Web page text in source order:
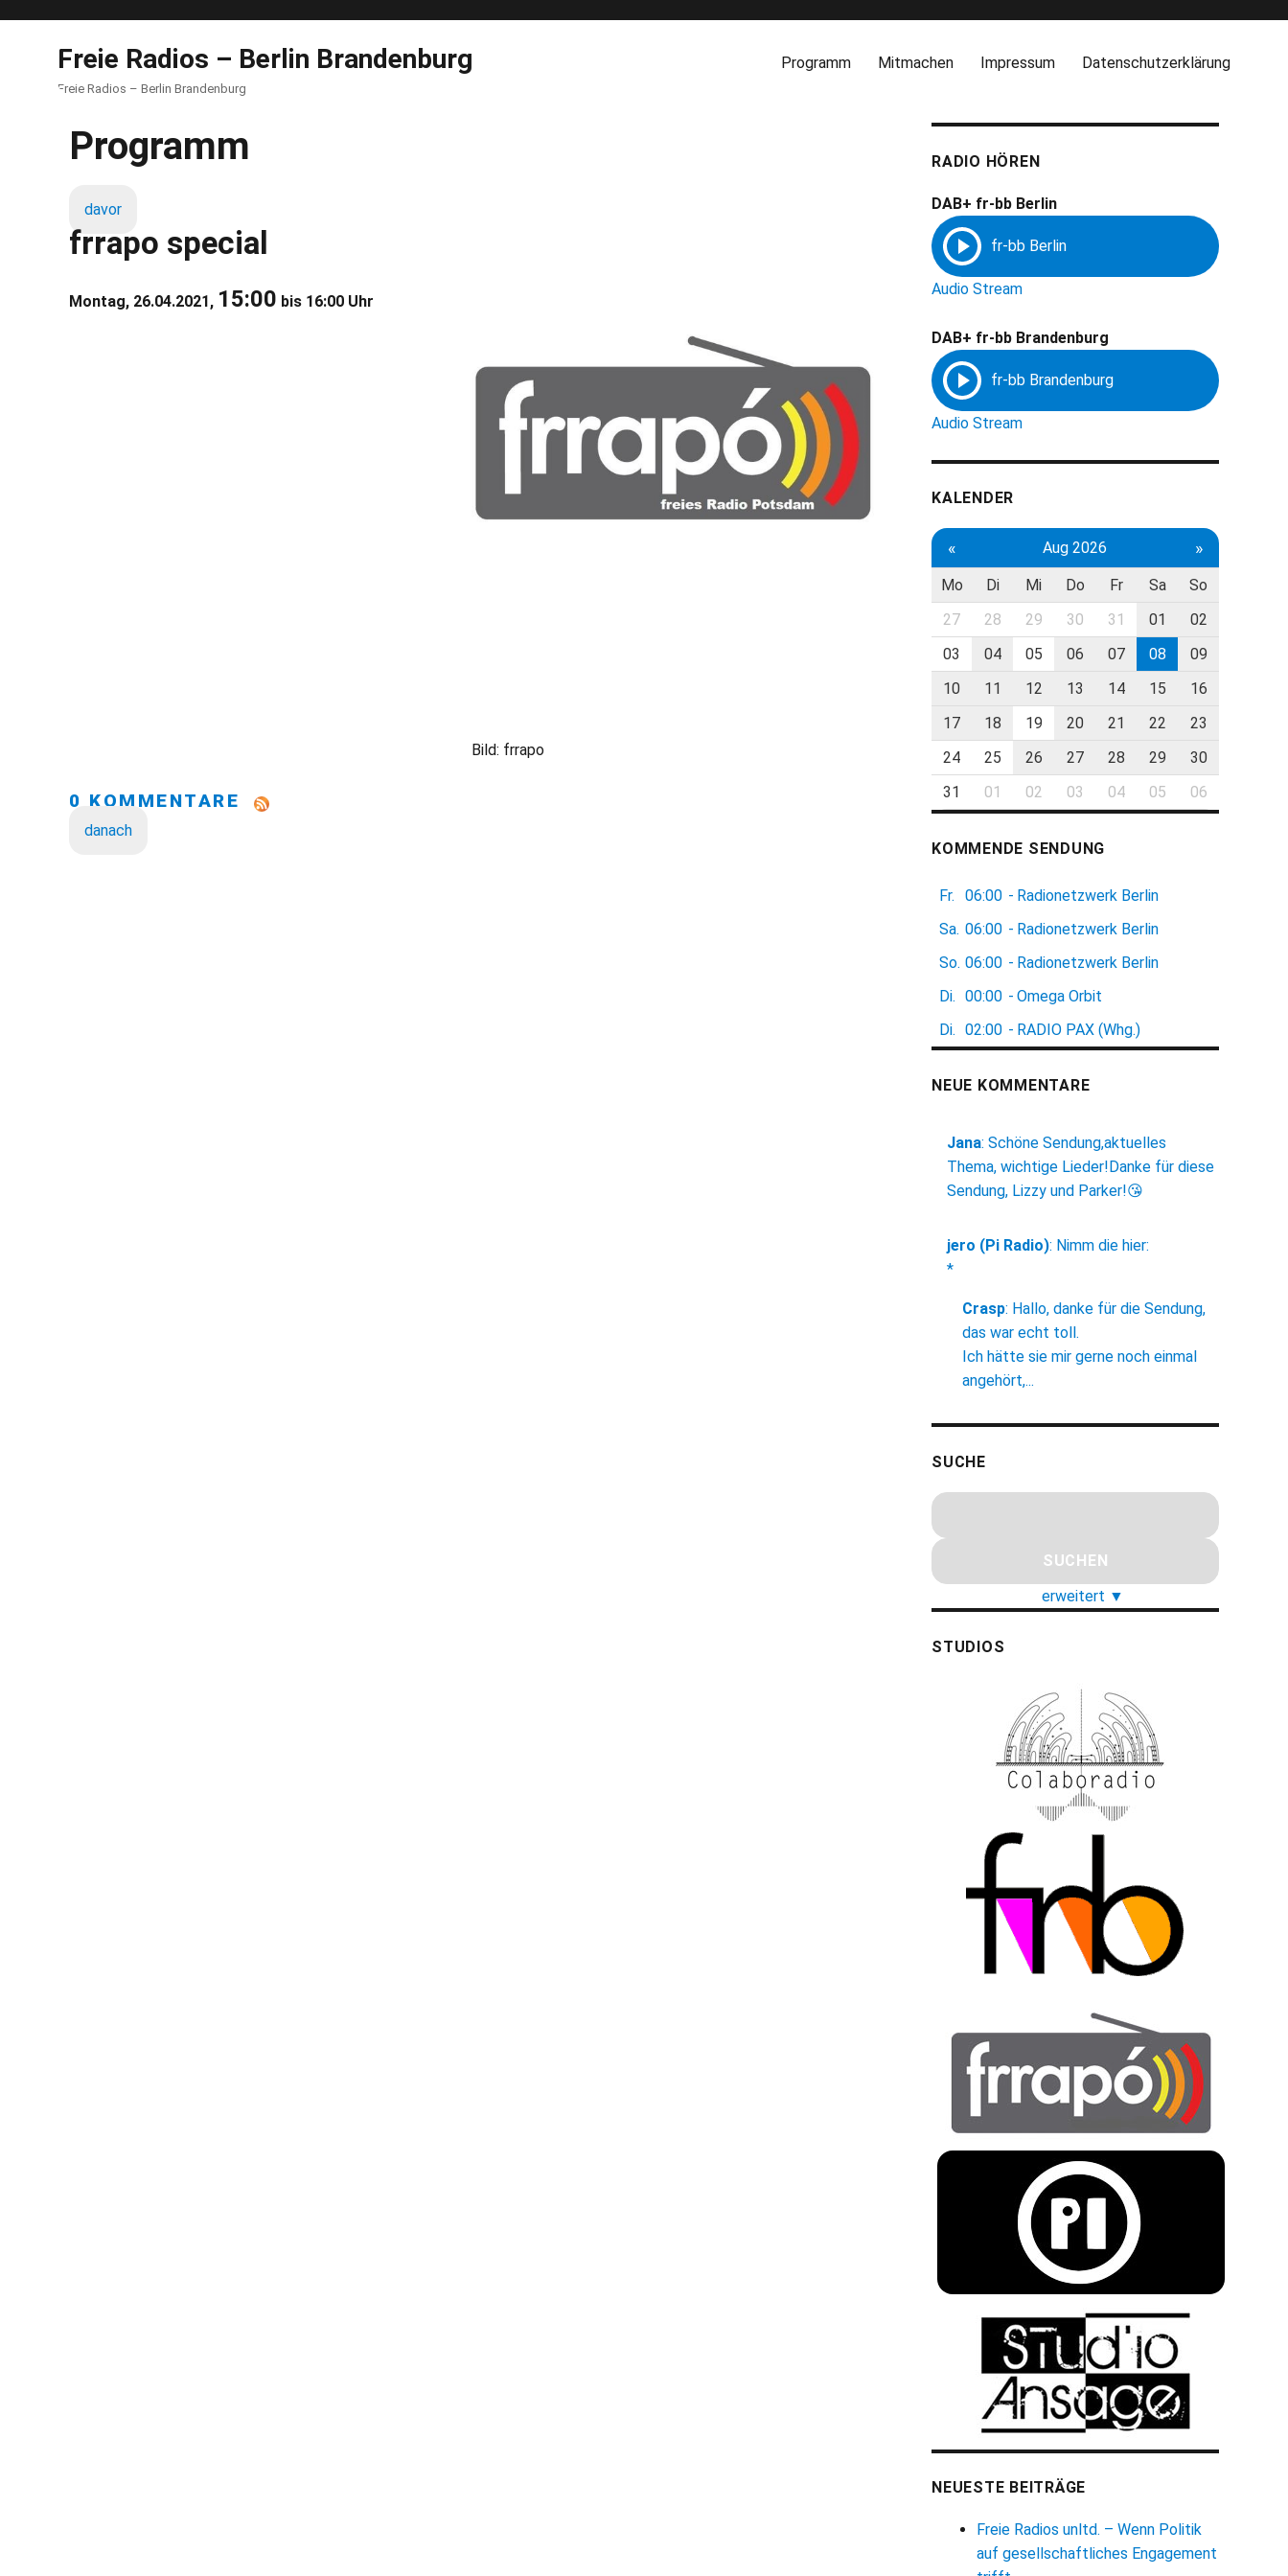
Freie Radios – Berlin Brandenburg
Freie Radios – Berlin Brandenburg
Programm Mitmachen Impressum Datenschutzerklärung
Programm
davor
frrapo special
Montag, 26.04.2021, 15:00 bis 16:00 Uhr
Bild: frrapo
0 KOMMENTARE
danach
RADIO HÖREN
DAB+ fr-bb Berlin
Audio Stream
DAB+ fr-bb Brandenburg
Audio Stream
KALENDER
« Aug 2026 »
Mo Di Mi Do Fr Sa
So
27
28 29 30 31 01
02
03
04 05 06 07 08
09
10
11 12 13 14 15
16
17
18 19 20 21 22
23
24
25 26 27 28 29
30
31
01 02 03 04 05 06
KOMMENDE SENDUNG
Fr. 06:00 - Radionetzwerk Berlin
Sa. 06:00 - Radionetzwerk Berlin
So. 06:00 - Radionetzwerk Berlin
Di. 00:00 - Omega Orbit
Di. 02:00 - RADIO PAX (Whg.)
NEUE KOMMENTARE
Jana: Schöne Sendung,aktuelles
Thema, wichtige Lieder!Danke für diese
Sendung, Lizzy und Parker!😘
jero (Pi Radio): Nimm die hier:
*
Crasp: Hallo, danke für die Sendung,
das war echt toll.
Ich hätte sie mir gerne noch einmal
angehört,...
SUCHE
erweitert ▼
STUDIOS
NEUESTE BEITRÄGE
Freie Radios unltd. – Wenn Politik
auf gesellschaftliches Engagement